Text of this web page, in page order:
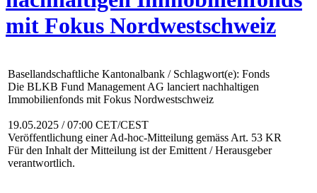
mit Fokus Nordwestschweiz
Basellandschaftliche Kantonalbank / Schlagwort(e): Fonds
Die BLKB Fund Management AG lanciert nachhaltigen
Immobilienfonds mit Fokus Nordwestschweiz
19.05.2025 / 07:00 CET/CEST
Veröffentlichung einer Ad-hoc-Mitteilung gemäss Art. 53 KR
Für den Inhalt der Mitteilung ist der Emittent / Herausgeber
verantwortlich.